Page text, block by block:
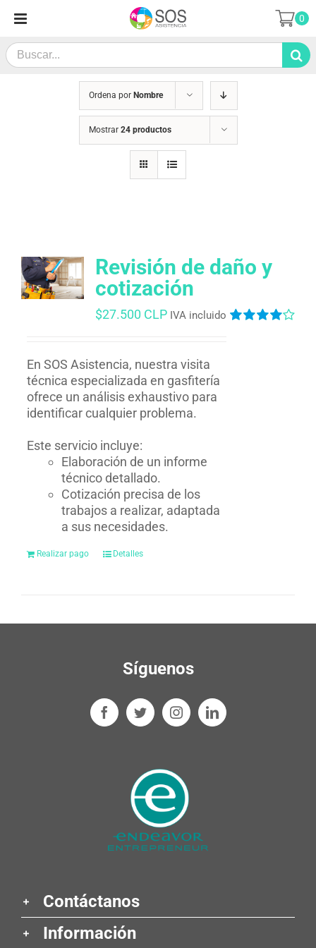
contenido
Search
for:
0
Ordena por Nombre
Mostrar 24 productos
Revisión de daño y
cotización
$27.500 CLP IVA incluido
En SOS Asistencia, nuestra visita
técnica especializada en gasfitería
ofrece un análisis exhaustivo para
identificar cualquier problema.
Este servicio incluye:
Elaboración de un informe
técnico detallado.
Cotización precisa de los
trabajos a realizar, adaptada
a sus necesidades.
Realizar pago Detalles
Síguenos
Contáctanos
Información